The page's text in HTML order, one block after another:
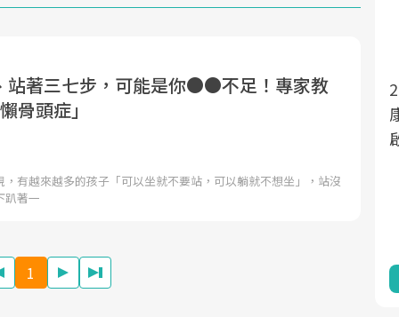
站著三七步，可能是你●●不足！專家教
骨頭症」
，有越來越多的孩子「可以坐就不要站，可以躺就不想坐」，站沒
趴著一
1
面對超高齡社會的浪潮，台灣正在快速邁
向「健康照護」的新時代。隨著國家政策
心議題。然而，健檢不只是醫療院所的服
2025年，就到良醫生活祭體驗「一站式健
康新生活」，從講座、體驗到運動，全面